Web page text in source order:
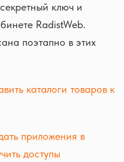
ключ и
RadistWeb.
поэтапно в этих
каталоги товаров к
приложения в
доступы